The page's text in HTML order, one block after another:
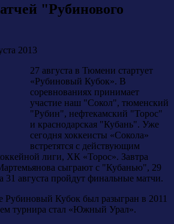
"Рубинового
2013
27 августа в Тюмени стартует
«Рубиновый Кубок». В
соревнованиях принимает
участие наш "Сокол", тюменский
"Рубин", нефтекамский "Торос"
и краснодарская "Кубань". Уже
сегодня хоккеисты «Сокола»
встретятся с действующим
лиги, ХК «Торос». Завтра
сыграют с "Кубанью", 29
31 августа пройдут финальные матчи.
Рубиновый Кубок был разыгран в 2011
турнира стал «Южный Урал».